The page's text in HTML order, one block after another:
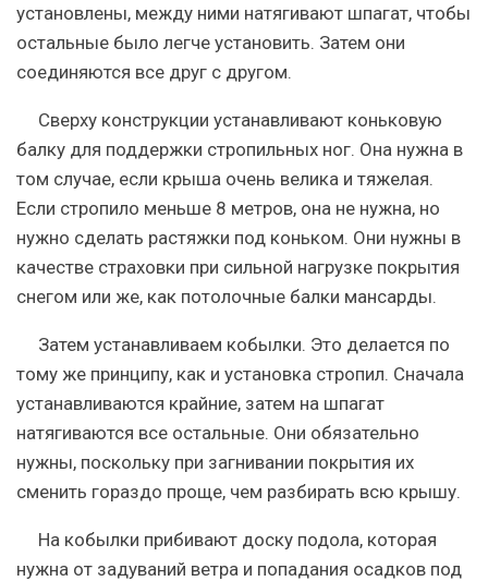
установлены, между ними натягивают шпагат, чтобы
остальные было легче установить. Затем они
соединяются все друг с другом.
Сверху конструкции устанавливают коньковую
балку для поддержки стропильных ног. Она нужна в
том случае, если крыша очень велика и тяжелая.
Если стропило меньше 8 метров, она не нужна, но
нужно сделать растяжки под коньком. Они нужны в
качестве страховки при сильной нагрузке покрытия
снегом или же, как потолочные балки мансарды.
Затем устанавливаем кобылки. Это делается по
тому же принципу, как и установка стропил. Сначала
устанавливаются крайние, затем на шпагат
натягиваются все остальные. Они обязательно
нужны, поскольку при загнивании покрытия их
сменить гораздо проще, чем разбирать всю крышу.
На кобылки прибивают доску подола, которая
нужна от задуваний ветра и попадания осадков под